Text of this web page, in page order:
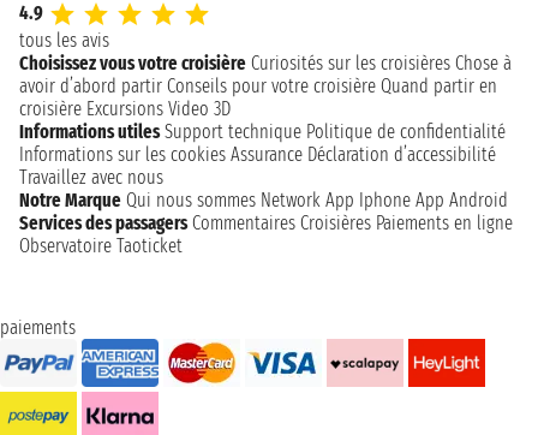
4.9
tous les avis
Choisissez vous votre croisière Curiosités sur les croisières Chose à
avoir d’abord partir Conseils pour votre croisière Quand partir en
croisière Excursions Video 3D
Informations utiles Support technique Politique de confidentialité
Informations sur les cookies Assurance Déclaration d’accessibilité
Travaillez avec nous
Notre Marque Qui nous sommes Network App Iphone App Android
Services des passagers Commentaires Croisières Paiements en ligne
Observatoire Taoticket
paiements